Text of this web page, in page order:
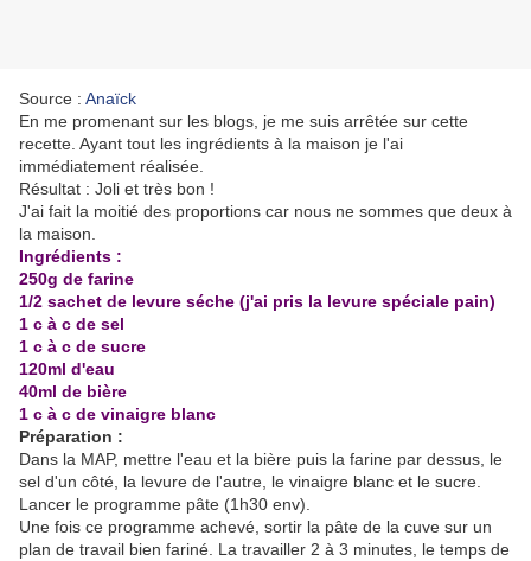
Source : Anaïck
En me promenant sur les blogs, je me suis arrêtée sur cette
recette. Ayant tout les ingrédients à la maison je l'ai
immédiatement réalisée.
Résultat : Joli et très bon !
J'ai fait la moitié des proportions car nous ne sommes que deux à
la maison.
Ingrédients :
250g de farine
1/2 sachet de levure séche (j'ai pris la levure spéciale pain)
1 c à c de sel
1 c à c de sucre
120ml d'eau
40ml de bière
1 c à c de vinaigre blanc
Préparation :
Dans la MAP, mettre l'eau et la bière puis la farine par dessus, le
sel d'un côté, la levure de l'autre, le vinaigre blanc et le sucre.
Lancer le programme pâte (1h30 env).
Une fois ce programme achevé, sortir la pâte de la cuve sur un
plan de travail bien fariné. La travailler 2 à 3 minutes, le temps de